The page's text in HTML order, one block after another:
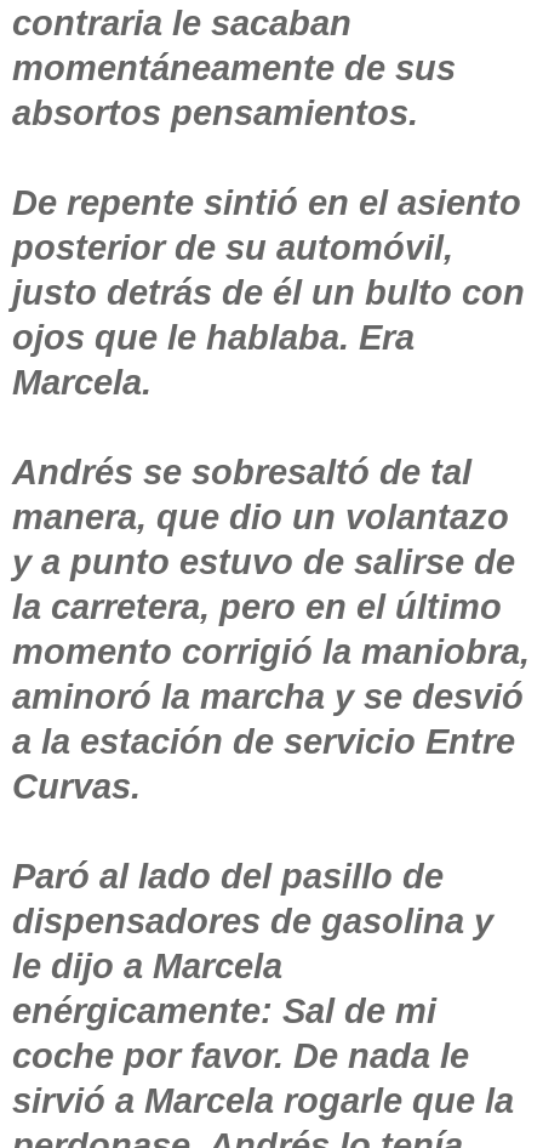
contraria le sacaban
momentáneamente de sus
absortos pensamientos.
De repente sintió en el asiento
posterior de su automóvil,
justo detrás de él un bulto con
ojos que le hablaba. Era
Marcela.
Andrés se sobresaltó de tal
manera, que dio un volantazo
y a punto estuvo de salirse de
la carretera, pero en el último
momento corrigió la maniobra,
aminoró la marcha y se desvió
a la estación de servicio Entre
Curvas.
Paró al lado del pasillo de
dispensadores de gasolina y
le dijo a Marcela
enérgicamente: Sal de mi
coche por favor. De nada le
sirvió a Marcela rogarle que la